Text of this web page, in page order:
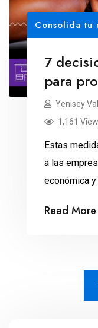
Consolida tu
7
para
Yenisey
1,161
Estas
a las
económica
Read More